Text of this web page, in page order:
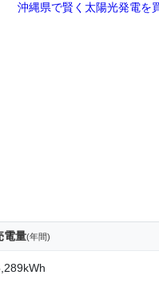
沖縄県で賢く太陽光発電を
電量(年間)